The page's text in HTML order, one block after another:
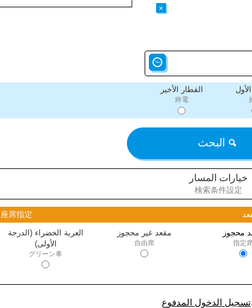
×
القطار الأخير
終電
البحث
خيارات المسار
検索条件設定
座席指定
محجوز
指定
مقعد غير محجوز
自由席
العربة الخضراء (الدرجة
الأولى)
グリーン車
تسجيل الدخول المدفوع